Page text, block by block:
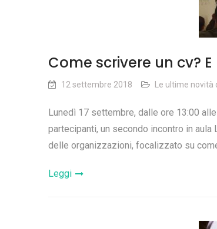
Come scrivere un cv?
12 settembre 2018 Le ultime
Lunedì 17 settembre, dalle ore 13:00
partecipanti, un secondo incontro in
delle organizzazioni, focalizzato su
Leggi